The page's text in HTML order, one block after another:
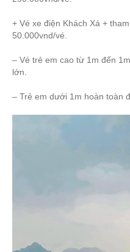
+ Vé xe điện Khách Xá +
50.000vnd/vé.
– Vé trẻ em cao từ 1m đến
lớn.
– Trẻ em dưới 1m hoàn toàn